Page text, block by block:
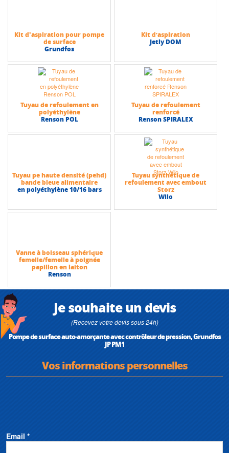
Kit d'aspiration pour pompe
de surface
Grundfos
Kit d’aspiration
Jetly DOM
Tuyau de refoulement en
polyéthylène
Renson POL
Tuyau de refoulement
renforcé
Renson SPIRALEX
Tuyau pe haute densité (pehd)
bande bleue alimentaire
en polyéthylène 10/16 bars
Tuyau synthétique de
refoulement avec embout
Storz
Wilo
Vanne à boisseau sphérique
femelle/femelle à poignée
papillon en laiton
Renson
Je souhaite un devis
(Recevez votre devis sous 24h)
Pompe de surface auto-amorçante avec contrôleur de pression, Grundfos
JP PM1
Vos informations personnelles
Email *